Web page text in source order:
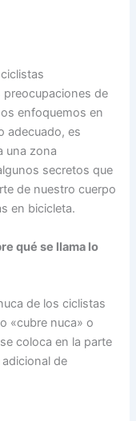
preocupaciones de
enfoquemos en
adecuado, es
una zona
secretos que
de nuestro cuerpo
en bicicleta.
qué se llama lo
de los ciclistas
«cubre nuca» o
coloca en la parte
de